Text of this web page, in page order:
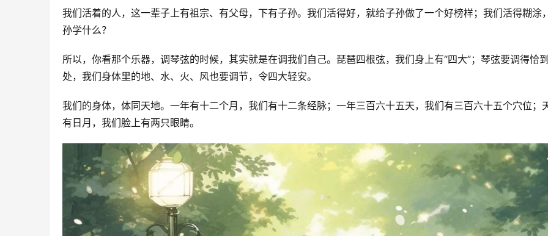
我们活着的人，这一辈子上有祖宗、有父母，下有子孙。我们活得好，就给子孙做了一个好榜样；我们活得糊涂
孙学什么？
所以，你看那个乐器，调琴弦的时候，其实就是在调我们自己。琵琶四根弦，我们身上有“四大”；琴弦要调得恰
处，我们身体里的地、水、火、风也要调节，令四大轻安。
我们的身体，体同天地。一年有十二个月，我们有十二条经脉；一年三百六十五天，我们有三百六十五个穴位；
有日月，我们脸上有两只眼睛。